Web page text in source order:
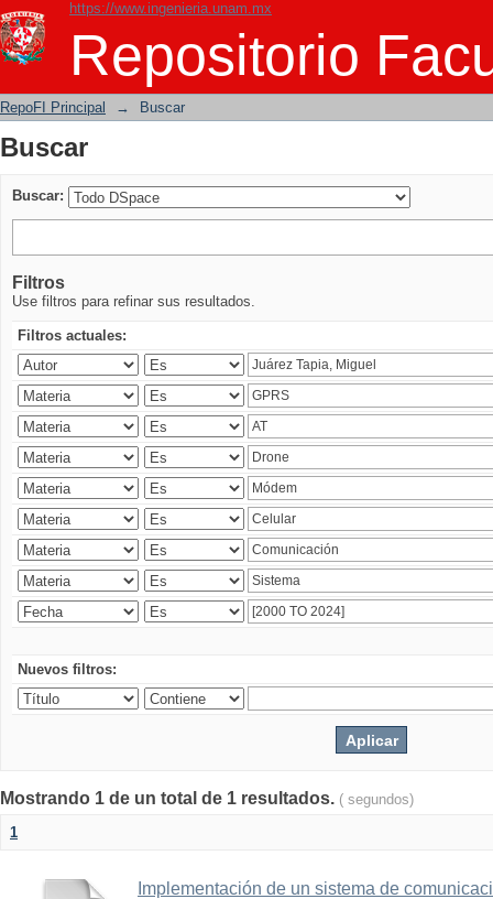
https://www.ingenieria.unam.mx
Repositorio
Buscar
RepoFI Principal → Buscar
Buscar
Buscar:
Filtros
Use filtros para refinar sus resultados.
Filtros actuales:
Nuevos filtros:
Mostrando 1 de un total de 1 resultados. ( segundos)
1
Implementación de un sistema de